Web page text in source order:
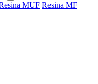
MUF Resina MF